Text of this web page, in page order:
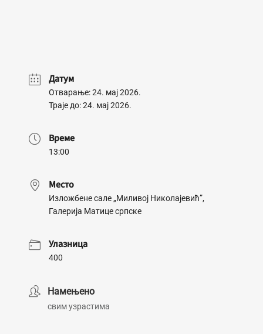
Датум
Отварање: 24. мај 2026.
Траје до: 24. мај 2026.
Време
13:00
Место
Изложбене сале „Миливој Николајевић”,
Галерија Матице српске
Улазница
400
Намењено
свим узрастима